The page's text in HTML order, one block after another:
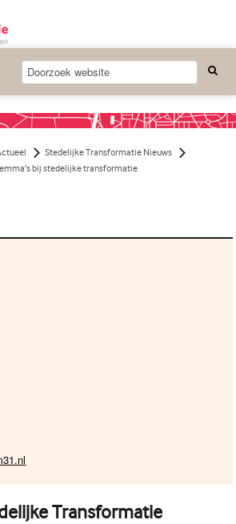
Stedelijke Transformatie Nieuws
bij stedelijke transformatie
Transformatie